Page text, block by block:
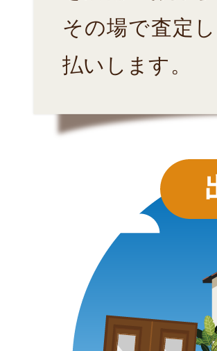
その場で査定
払いします。